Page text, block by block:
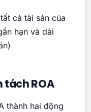
cả tài sản của
hạn và dài
tách ROA
thành hai động